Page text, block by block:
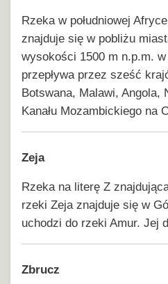
Rzeka w południowej
znajduje się w pobliżu
wysokości 1500 m n.p.m.
przepływa przez sześć
Botswana, Malawi, Angola,
Kanału Mozambickiego na
Zeja
Rzeka na literę Z
rzeki Zeja znajduje się w
uchodzi do rzeki Amur. Jej
Zbrucz